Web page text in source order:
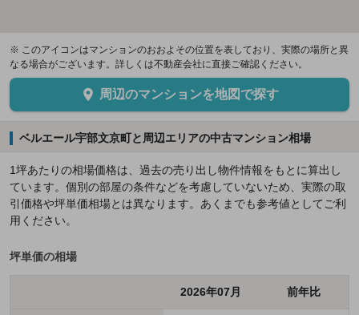
※ このアイコンはマンションのおおよその位置を表しており、実際の場所と異
なる場合がございます。詳しくは不動産会社に直接ご確認ください。
周辺のマンションを地図で探す
ベルエール宇部文京町と周辺エリアの中古マンション相場
1坪あたりの相場価格は、過去の売り出し物件情報をもとに算出し
ています。個別の部屋の条件などを考慮していないため、実際の取
引価格や坪単価相場とは異なります。あくまでも参考値としてご利
用ください。
坪単価の相場
2026年07月 前年比